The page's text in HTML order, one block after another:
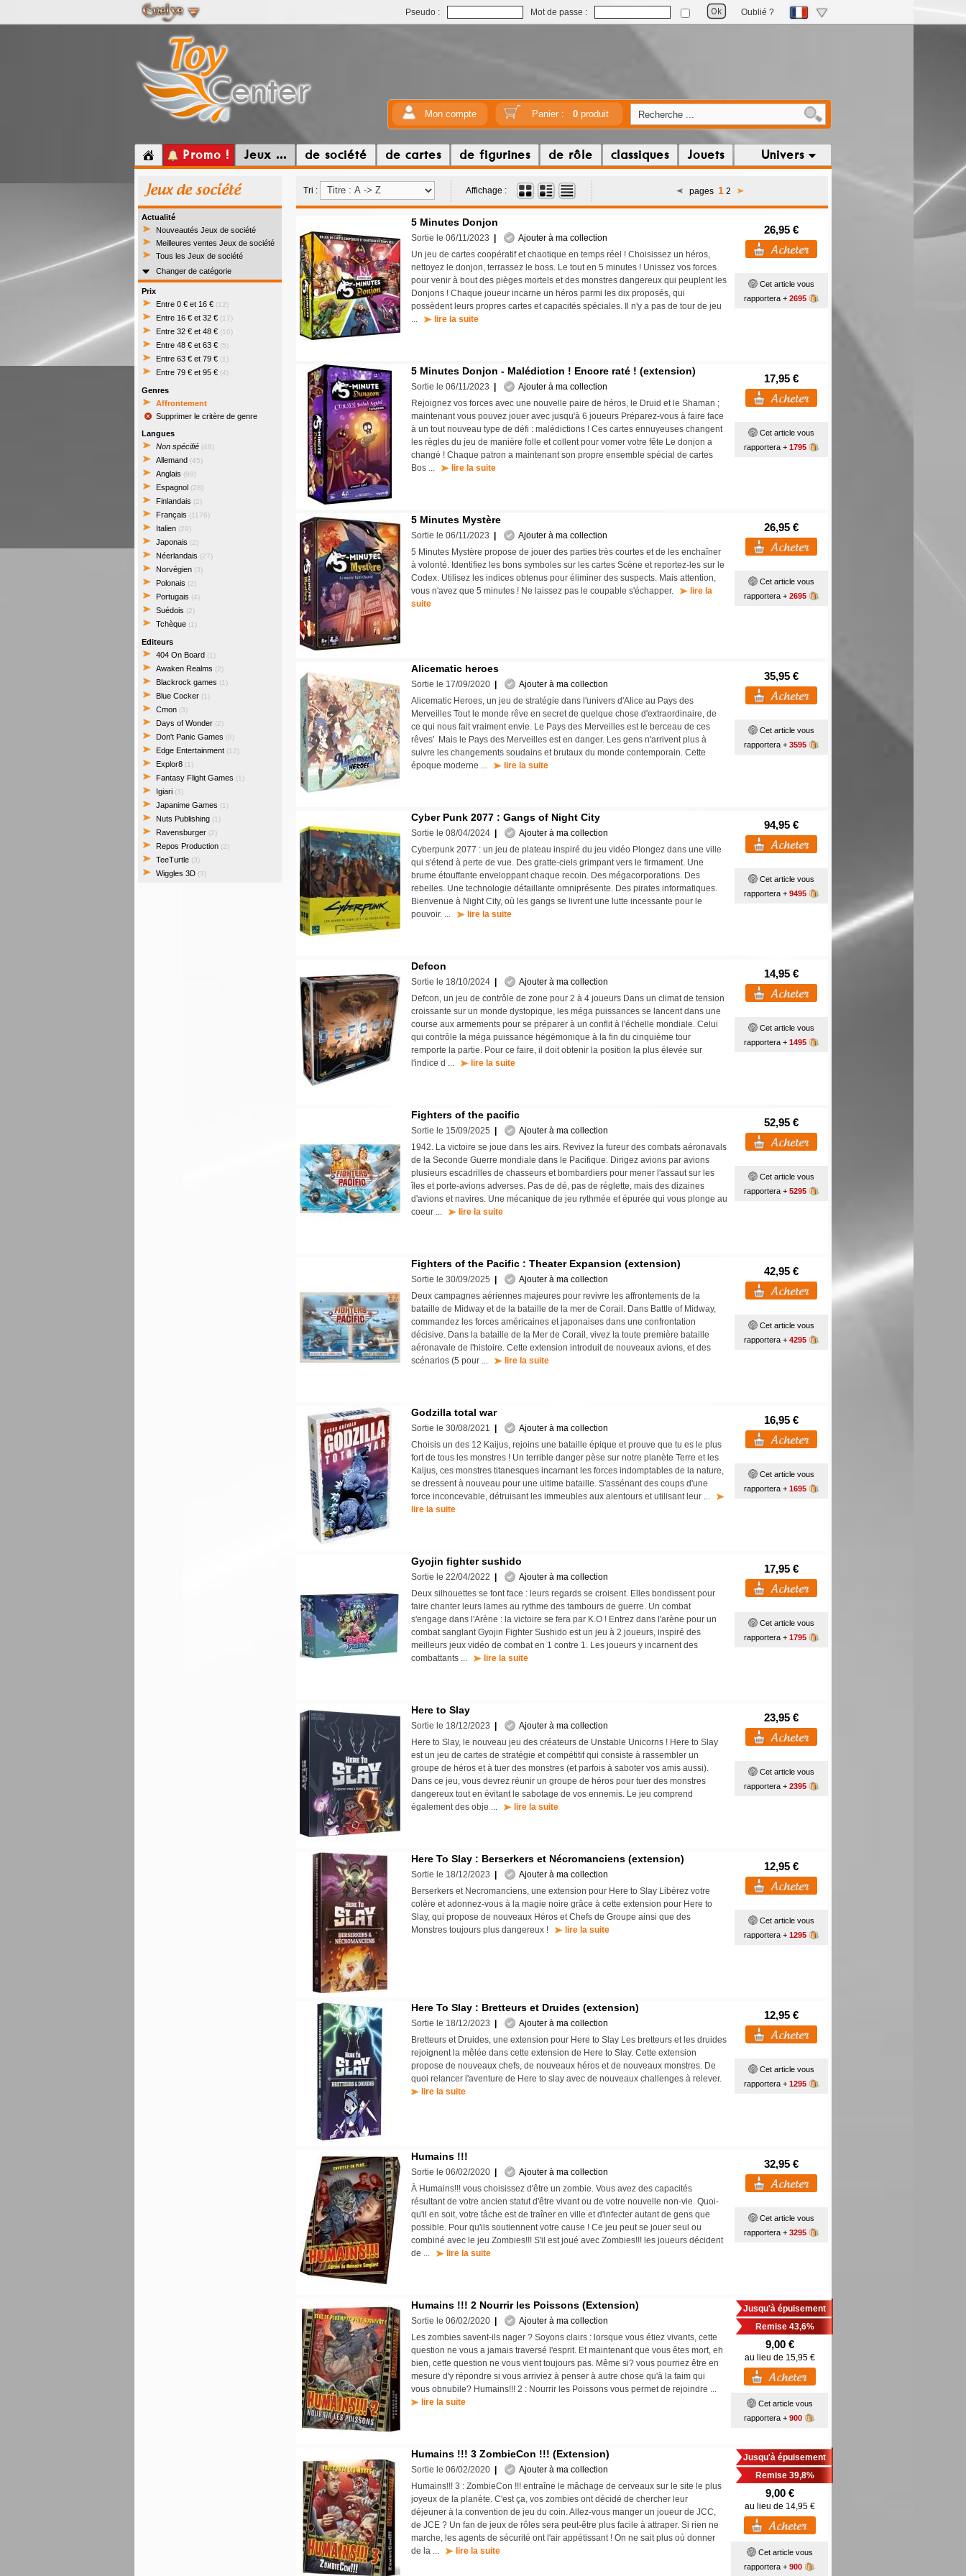
Pseudo : Mot de passe : Oublié ?
Mon compte Panier : 0produit
Promo ! Jeux ... de société de cartes de figurines de rôle classiques Jouets Univers
Jeux de société
Actualité
Nouveautés Jeux de société
Meilleures ventes Jeux de société
Tous les Jeux de société
Changer de catégorie
Prix
Entre 0 € et 16 € (12)
Entre 16 € et 32 € (17)
Entre 32 € et 48 € (10)
Entre 48 € et 63 € (5)
Entre 63 € et 79 € (1)
Entre 79 € et 95 € (4)
Genres
Affrontement
Supprimer le critère de genre
Langues
Non spécifié (48)
Allemand (45)
Anglais (99)
Espagnol (28)
Finlandais (2)
Français (1176)
Italien (29)
Japonais (2)
Néerlandais (27)
Norvégien (3)
Polonais (2)
Portugais (4)
Suédois (2)
Tchèque (1)
Editeurs
404 On Board (1)
Awaken Realms (2)
Blackrock games (1)
Blue Cocker (1)
Cmon (3)
Days of Wonder (2)
Don't Panic Games (8)
Edge Entertainment (12)
Explor8 (1)
Fantasy Flight Games (1)
Igiari (3)
Japanime Games (1)
Nuts Publishing (1)
Ravensburger (2)
Repos Production (2)
TeeTurtle (3)
Wiggles 3D (3)
Tri : Affichage : pages 1 2
5 Minutes Donjon
Sortie le 06/11/2023
Ajouter à ma collection
Un jeu de cartes coopératif et chaotique en temps réel ! Choisissez un héros,
nettoyez le donjon, terrassez le boss. Le tout en 5 minutes ! Unissez vos forces
pour venir à bout des pièges mortels et des monstres dangereux qui peuplent les
Donjons ! Chaque joueur incarne un héros parmi les dix proposés, qui
possèdent leurs propres cartes et capacités spéciales. Il n'y a pas de tour de jeu
...
lire la suite
26,95 €
Cet article vous
rapportera + 2695
5 Minutes Donjon - Malédiction ! Encore raté ! (extension)
Sortie le 06/11/2023
Ajouter à ma collection
Rejoignez vos forces avec une nouvelle paire de héros, le Druid et le Shaman ;
maintenant vous pouvez jouer avec jusqu'à 6 joueurs Préparez-vous à faire face
à un tout nouveau type de défi : malédictions ! Ces cartes ennuyeuses changent
les règles du jeu de manière folle et collent pour vomer votre fête Le donjon a
changé ! Chaque patron a maintenant son propre ensemble spécial de cartes
Bos ...
lire la suite
17,95 €
Cet article vous
rapportera + 1795
5 Minutes Mystère
Sortie le 06/11/2023
Ajouter à ma collection
5 Minutes Mystère propose de jouer des parties très courtes et de les enchaîner
à volonté. Identifiez les bons symboles sur les cartes Scène et reportez-les sur le
Codex. Utilisez les indices obtenus pour éliminer des suspects. Mais attention,
vous n'avez que 5 minutes ! Ne laissez pas le coupable s'échapper.
lire la
suite
26,95 €
Cet article vous
rapportera + 2695
Alicematic heroes
Sortie le 17/09/2020
Ajouter à ma collection
Alicematic Heroes, un jeu de stratégie dans l'univers d'Alice au Pays des
Merveilles Tout le monde rêve en secret de quelque chose d'extraordinaire, de
ce qui nous fait vraiment envie. Le Pays des Merveilles est le berceau de ces
rêves' Mais le Pays des Merveilles est en danger. Les gens n'arrivent plus à
suivre les changements soudains et brutaux du monde contemporain. Cette
époque moderne ...
lire la suite
35,95 €
Cet article vous
rapportera + 3595
Cyber Punk 2077 : Gangs of Night City
Sortie le 08/04/2024
Ajouter à ma collection
Cyberpunk 2077 : un jeu de plateau inspiré du jeu vidéo Plongez dans une ville
qui s'étend à perte de vue. Des gratte-ciels grimpant vers le firmament. Une
brume étouffante enveloppant chaque recoin. Des mégacorporations. Des
rebelles. Une technologie défaillante omniprésente. Des pirates informatiques.
Bienvenue à Night City, où les gangs se livrent une lutte incessante pour le
pouvoir. ...
lire la suite
94,95 €
Cet article vous
rapportera + 9495
Defcon
Sortie le 18/10/2024
Ajouter à ma collection
Defcon, un jeu de contrôle de zone pour 2 à 4 joueurs Dans un climat de tension
croissante sur un monde dystopique, les méga puissances se lancent dans une
course aux armements pour se préparer à un conflit à l'échelle mondiale. Celui
qui contrôle la méga puissance hégémonique à la fin du cinquième tour
remporte la partie. Pour ce faire, il doit obtenir la position la plus élevée sur
l'indice d ...
lire la suite
14,95 €
Cet article vous
rapportera + 1495
Fighters of the pacific
Sortie le 15/09/2025
Ajouter à ma collection
1942. La victoire se joue dans les airs. Revivez la fureur des combats aéronavals
de la Seconde Guerre mondiale dans le Pacifique. Dirigez avions par avions
plusieurs escadrilles de chasseurs et bombardiers pour mener l'assaut sur les
îles et porte-avions adverses. Pas de dé, pas de réglette, mais des dizaines
d'avions et navires. Une mécanique de jeu rythmée et épurée qui vous plonge au
coeur ...
lire la suite
52,95 €
Cet article vous
rapportera + 5295
Fighters of the Pacific : Theater Expansion (extension)
Sortie le 30/09/2025
Ajouter à ma collection
Deux campagnes aériennes majeures pour revivre les affrontements de la
bataille de Midway et de la bataille de la mer de Corail. Dans Battle of Midway,
commandez les forces américaines et japonaises dans une confrontation
décisive. Dans la bataille de la Mer de Corail, vivez la toute première bataille
aéronavale de l'histoire. Cette extension introduit de nouveaux avions, et des
scénarios (5 pour ...
lire la suite
42,95 €
Cet article vous
rapportera + 4295
Godzilla total war
Sortie le 30/08/2021
Ajouter à ma collection
Choisis un des 12 Kaijus, rejoins une bataille épique et prouve que tu es le plus
fort de tous les monstres ! Un terrible danger pèse sur notre planète Terre et les
Kaijus, ces monstres titanesques incarnant les forces indomptables de la nature,
se dressent à nouveau pour une ultime bataille. S'assénant des coups d'une
force inconcevable, détruisant les immeubles aux alentours et utilisant leur ...
lire la suite
16,95 €
Cet article vous
rapportera + 1695
Gyojin fighter sushido
Sortie le 22/04/2022
Ajouter à ma collection
Deux silhouettes se font face : leurs regards se croisent. Elles bondissent pour
faire chanter leurs lames au rythme des tambours de guerre. Un combat
s'engage dans l'Arène : la victoire se fera par K.O ! Entrez dans l'arène pour un
combat sanglant Gyojin Fighter Sushido est un jeu à 2 joueurs, inspiré des
meilleurs jeux vidéo de combat en 1 contre 1. Les joueurs y incarnent des
combattants ...
lire la suite
17,95 €
Cet article vous
rapportera + 1795
Here to Slay
Sortie le 18/12/2023
Ajouter à ma collection
Here to Slay, le nouveau jeu des créateurs de Unstable Unicorns ! Here to Slay
est un jeu de cartes de stratégie et compétitif qui consiste à rassembler un
groupe de héros et à tuer des monstres (et parfois à saboter vos amis aussi).
Dans ce jeu, vous devrez réunir un groupe de héros pour tuer des monstres
dangereux tout en évitant le sabotage de vos ennemis. Le jeu comprend
également des obje ...
lire la suite
23,95 €
Cet article vous
rapportera + 2395
Here To Slay : Berserkers et Nécromanciens (extension)
Sortie le 18/12/2023
Ajouter à ma collection
Berserkers et Necromanciens, une extension pour Here to Slay Libérez votre
colère et adonnez-vous à la magie noire grâce à cette extension pour Here to
Slay, qui propose de nouveaux Héros et Chefs de Groupe ainsi que des
Monstres toujours plus dangereux !
lire la suite
12,95 €
Cet article vous
rapportera + 1295
Here To Slay : Bretteurs et Druides (extension)
Sortie le 18/12/2023
Ajouter à ma collection
Bretteurs et Druides, une extension pour Here to Slay Les bretteurs et les druides
rejoignent la mêlée dans cette extension de Here to Slay. Cette extension
propose de nouveaux chefs, de nouveaux héros et de nouveaux monstres. De
quoi relancer l'aventure de Here to slay avec de nouveaux challenges à relever.
lire la suite
12,95 €
Cet article vous
rapportera + 1295
Humains !!!
Sortie le 06/02/2020
Ajouter à ma collection
À Humains!!! vous choisissez d'être un zombie. Vous avez des capacités
résultant de votre ancien statut d'être vivant ou de votre nouvelle non-vie. Quoi-
qu'il en soit, votre tâche est de traîner en ville et d'infecter autant de gens que
possible. Pour qu'ils soutiennent votre cause ! Ce jeu peut se jouer seul ou
combiné avec le jeu Zombies!!! S'il est joué avec Zombies!!! les joueurs décident
de ...
lire la suite
32,95 €
Cet article vous
rapportera + 3295
Humains !!! 2 Nourrir les Poissons (Extension)
Sortie le 06/02/2020
Ajouter à ma collection
Les zombies savent-ils nager ? Soyons clairs : lorsque vous étiez vivants, cette
question ne vous a jamais traversé l'esprit. Et maintenant que vous êtes mort, eh
bien, cette question ne vous vient toujours pas. Même si? vous pourriez être en
mesure d'y répondre si vous arriviez à penser à autre chose qu'à la faim qui
vous obnubile? Humains!!! 2 : Nourrir les Poissons vous permet de rejoindre ...
lire la suite
Jusqu'à épuisement
Remise 43,6%
9,00 €
au lieu de 15,95 €
Cet article vous
rapportera + 900
Humains !!! 3 ZombieCon !!! (Extension)
Sortie le 06/02/2020
Ajouter à ma collection
Humains!!! 3 : ZombieCon !!! entraîne le mâchage de cerveaux sur le site le plus
joyeux de la planète. C'est ça, vos zombies ont décidé de chercher leur
déjeuner à la convention de jeu du coin. Allez-vous manger un joueur de JCC,
de JCE ? Un fan de jeux de rôles sera peut-être plus facile à attraper. Si rien ne
marche, les agents de sécurité ont l'air appétissant ! On ne sait plus où donner
de la ...
lire la suite
Jusqu'à épuisement
Remise 39,8%
9,00 €
au lieu de 14,95 €
Cet article vous
rapportera + 900